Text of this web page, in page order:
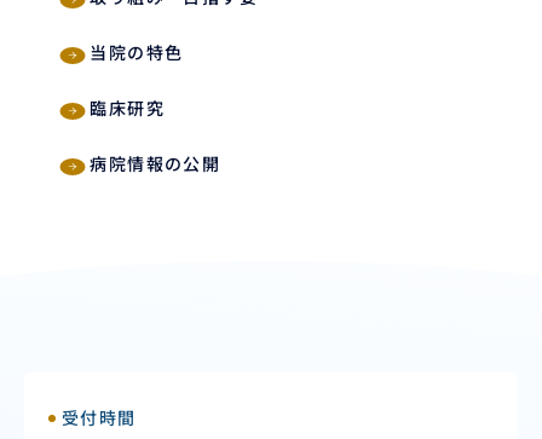
当院の特色
臨床研究
病院情報の公開
受付時間